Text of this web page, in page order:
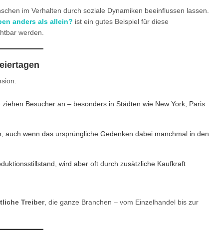
im Verhalten durch soziale Dynamiken beeinflussen lassen.
anders als allein? ist ein gutes Beispiel für diese
werden.
Besucher an – besonders in Städten wie New York, Paris
auch wenn das ursprüngliche Gedenken dabei manchmal in den
wird aber oft durch zusätzliche Kaufkraft
Treiber, die ganze Branchen – vom Einzelhandel bis zur